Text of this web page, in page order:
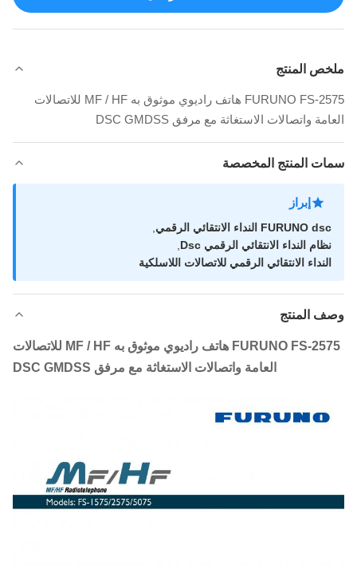
ملخص المنتج
FURUNO FS-2575 هاتف راديوي موثوق به MF / HF للاتصالات
العامة واتصالات الاستغاثة مع مرفق DSC GMDSS
سمات المنتج المخصصة
إبراز
FURUNO dsc النداء الانتقائي الرقمي
نظام النداء الانتقائي الرقمي Dsc
النداء الانتقائي الرقمي للاتصالات اللاسلكية
وصف المنتج
FURUNO FS-2575 هاتف راديوي موثوق به MF / HF للاتصالات
العامة واتصالات الاستغاثة مع مرفق DSC GMDSS